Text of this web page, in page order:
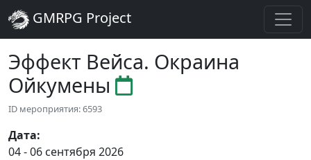
GMRPG Project
Эффект Вейса. Окраина
Ойкумены
ID мероприятия: 6593
Дата:
04 - 06 сентября 2026